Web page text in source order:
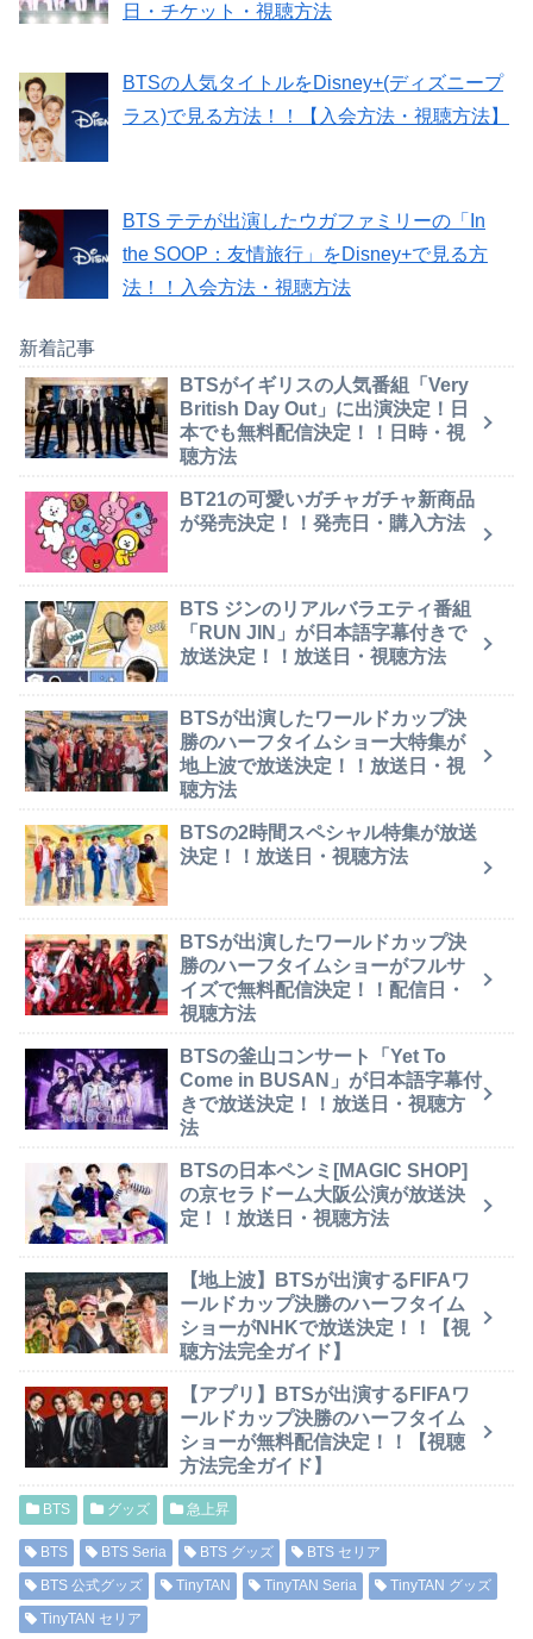
日・チケット・視聴方法
BTSの人気タイトルをDisney+(ディズニープ
ラス)で見る方法！！【入会方法・視聴方法】
BTS テテが出演したウガファミリーの「In
the SOOP：友情旅行」をDisney+で見る方
法！！入会方法・視聴方法
新着記事
BTSがイギリスの人気番組「Very
British Day Out」に出演決定！日
本でも無料配信決定！！日時・視
聴方法
BT21の可愛いガチャガチャ新商品
が発売決定！！発売日・購入方法
BTS ジンのリアルバラエティ番組
「RUN JIN」が日本語字幕付きで
放送決定！！放送日・視聴方法
BTSが出演したワールドカップ決
勝のハーフタイムショー大特集が
地上波で放送決定！！放送日・視
聴方法
BTSの2時間スペシャル特集が放送
決定！！放送日・視聴方法
BTSが出演したワールドカップ決
勝のハーフタイムショーがフルサ
イズで無料配信決定！！配信日・
視聴方法
BTSの釜山コンサート「Yet To
Come in BUSAN」が日本語字幕付
きで放送決定！！放送日・視聴方
法
BTSの日本ペンミ[MAGIC SHOP]
の京セラドーム大阪公演が放送決
定！！放送日・視聴方法
【地上波】BTSが出演するFIFAワ
ールドカップ決勝のハーフタイム
ショーがNHKで放送決定！！【視
聴方法完全ガイド】
【アプリ】BTSが出演するFIFAワ
ールドカップ決勝のハーフタイム
ショーが無料配信決定！！【視聴
方法完全ガイド】
BTS グッズ 急上昇
BTS BTS Seria BTS グッズ
BTS セリア
BTS 公式グッズ
TinyTAN TinyTAN Seria
TinyTAN グッズ
TinyTAN セリア